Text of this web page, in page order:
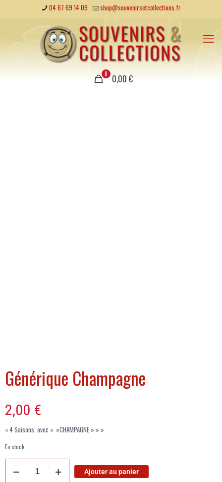
04 67 69 14 09 shop@souvenirsetcollections.fr
0 0,00 €
Générique Champagne
2,00 €
« 4 Saisons, avec « »CHAMPAGNE » » »
En stock
Ajouter au panier